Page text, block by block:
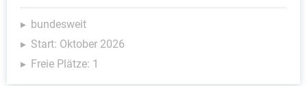
bundesweit
Start: Oktober 2026
Freie Plätze: 1